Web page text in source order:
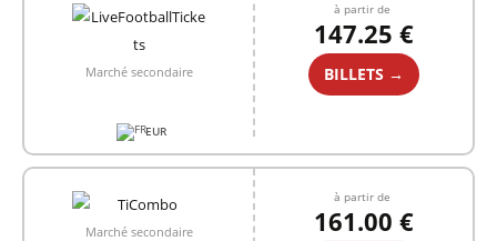
Marché secondaire
EUR
à partir de
147.25 €
BILLETS →
Marché secondaire
à partir de
161.00 €